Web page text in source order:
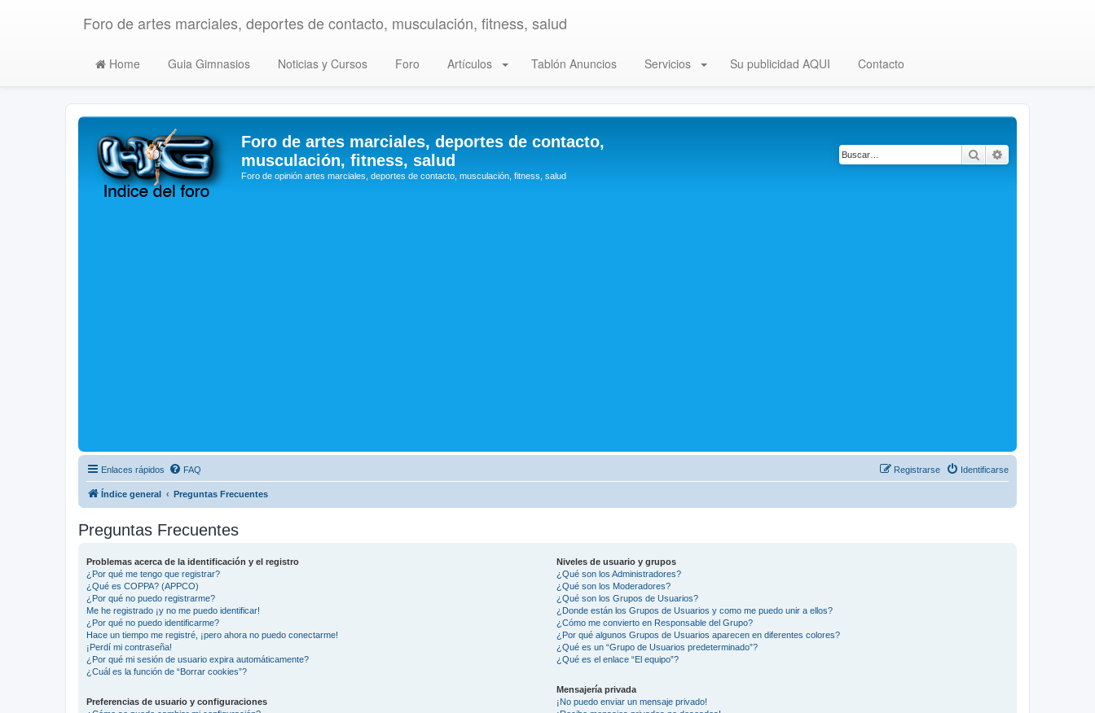
Foro de artes marciales, deportes de contacto, musculación, fitness, salud
Home Guia Gimnasios Noticias y Cursos Foro Artículos Tablón Anuncios Servicios Su publicidad AQUI Contacto
Foro de artes marciales, deportes de contacto,
musculación, fitness, salud
Foro de opinión artes marciales, deportes de contacto, musculación, fitness, salud
Buscar
Enlaces rápidos FAQ Identificarse
Registrarse
Índice general Preguntas Frecuentes
Preguntas Frecuentes
Problemas acerca de la identificación y el registro
¿Por qué me tengo que registrar?
¿Qué es COPPA? (APPCO)
¿Por qué no puedo registrarme?
Me he registrado ¡y no me puedo identificar!
¿Por qué no puedo identificarme?
Hace un tiempo me registré, ¡pero ahora no puedo conectarme!
¡Perdí mi contraseña!
¿Por qué mi sesión de usuario expira automáticamente?
¿Cuál es la función de “Borrar cookies”?
Preferencias de usuario y configuraciones
Niveles de usuario y grupos
¿Qué son los Administradores?
¿Qué son los Moderadores?
¿Qué son los Grupos de Usuarios?
¿Donde están los Grupos de Usuarios y como me puedo unir a ellos?
¿Cómo me convierto en Responsable del Grupo?
¿Por qué algunos Grupos de Usuarios aparecen en diferentes colores?
¿Qué es un “Grupo de Usuarios predeterminado”?
¿Qué es el enlace “El equipo”?
Mensajería privada
¡No puedo enviar un mensaje privado!